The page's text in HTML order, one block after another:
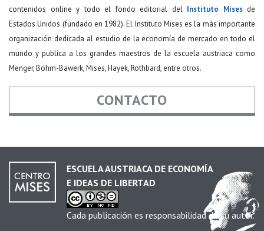
contenidos online y todo el fondo editorial del Instituto Misesde
Estados Unidos (fundado en 1982). El Instituto Mises es la más importante
organización dedicada al estudio de la economía de mercado en todo el
mundo y publica a los grandes maestros de la escuela austriaca como
Menger, Böhm-Bawerk, Mises, Hayek, Rothbard, entre otros.
CONTACTO
Email *
ESCUELA AUSTRIACA DE ECONOMÍA
E IDEAS DE LIBERTAD
Cada publicación es responsabilidad de su autor.